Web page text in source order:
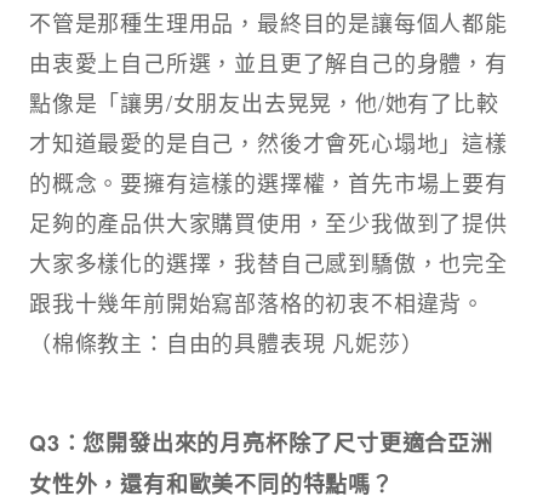
不管是那種生理用品，最終目的是讓每個人都能
由衷愛上自己所選，並且更了解自己的身體，有
點像是「讓男/女朋友出去晃晃，他/她有了比較
才知道最愛的是自己，然後才會死心塌地」這樣
的概念。要擁有這樣的選擇權，首先市場上要有
足夠的產品供大家購買使用，至少我做到了提供
大家多樣化的選擇，我替自己感到驕傲，也完全
跟我十幾年前開始寫部落格的初衷不相違背。
（棉條教主：自由的具體表現 凡妮莎）
Q3：您開發出來的月亮杯除了尺寸更適合亞洲
女性外，還有和歐美不同的特點嗎？